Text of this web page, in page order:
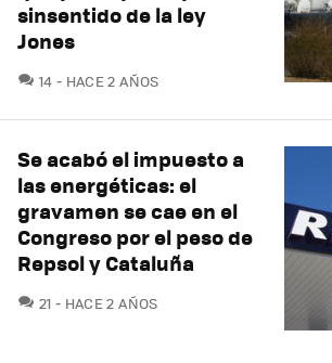
sinsentido de la ley
Jones
14 COMENTARIOS
HACE 2 AÑOS
Se acabó el impuesto a
las energéticas: el
gravamen se cae en el
Congreso por el peso de
Repsol y Cataluña
21 COMENTARIOS
HACE 2 AÑOS